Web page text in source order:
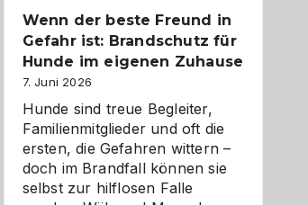
Wenn der beste Freund in
Gefahr ist: Brandschutz für
Hunde im eigenen Zuhause
7. Juni 2026
Hunde sind treue Begleiter,
Familienmitglieder und oft die
ersten, die Gefahren wittern –
doch im Brandfall können sie
selbst zur hilflosen Falle